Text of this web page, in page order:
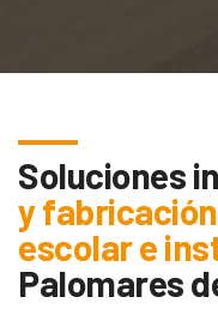
Soluciones
y
escolar e
Palomares